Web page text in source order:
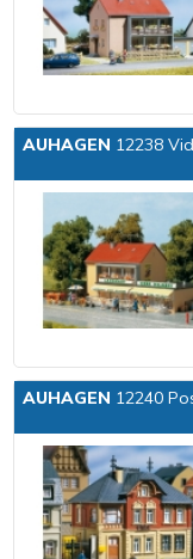
AUHAGEN 12238
AUHAGEN 12240